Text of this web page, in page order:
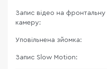
Запис відео на фронтальну
камеру:
Уповільнена зйомка:
Запис Slow Motion: